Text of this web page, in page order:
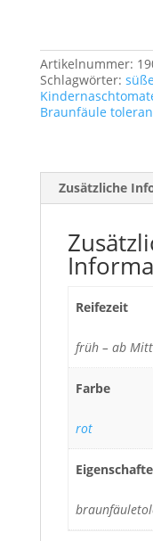
Artikelnummer:
Schlagwörter:
Braunfäule
Zusätzliche
Reifezeit
früh – ab
Farbe
rot